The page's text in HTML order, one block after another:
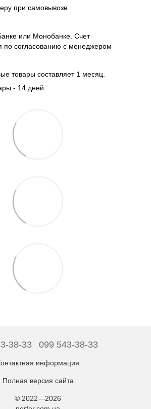
при самовывозе
или Монобанке. Счет
по согласованию с менеджером
товары составляет 1 месяц.
- 14 дней.
38-33 099 543-38-33
информация
Полная версия сайта
© 2022—2026